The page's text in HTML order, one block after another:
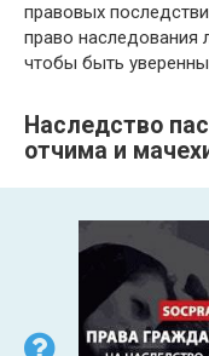
правовых
право наследования
чтобы быть
Наследство
отчима и